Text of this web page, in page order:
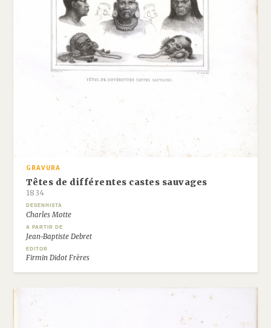
GRAVURA
Têtes de différentes castes sauvages
1834
DESENHISTA
Charles Motte
A PARTIR DE
Jean-Baptiste Debret
EDITOR
Firmin Didot Frères